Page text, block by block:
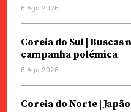
6 Ago 2026
Coreia do Sul | Buscas
campanha polémica
6 Ago 2026
Coreia do Norte |